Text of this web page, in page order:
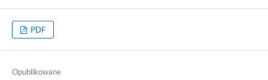
PDF
Opublikowane